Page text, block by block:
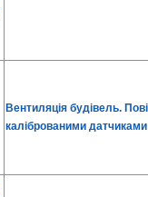
Вентиляція будівель.
каліброваними